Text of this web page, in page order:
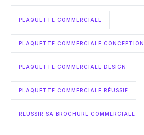
PLAQUETTE COMMERCIALE
PLAQUETTE COMMERCIALE CONCEPTION
PLAQUETTE COMMERCIALE DESIGN
PLAQUETTE COMMERCIALE RÉUSSIE
RÉUSSIR SA BROCHURE COMMERCIALE